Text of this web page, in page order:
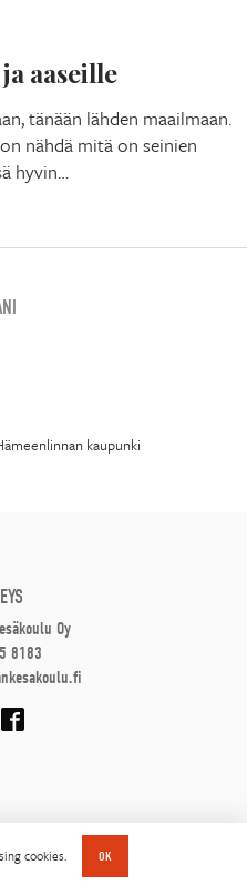
cookies. OK
aaseille
tänään lähden maailmaan.
nähdä mitä on seinien
hyvin…
Oy
8183